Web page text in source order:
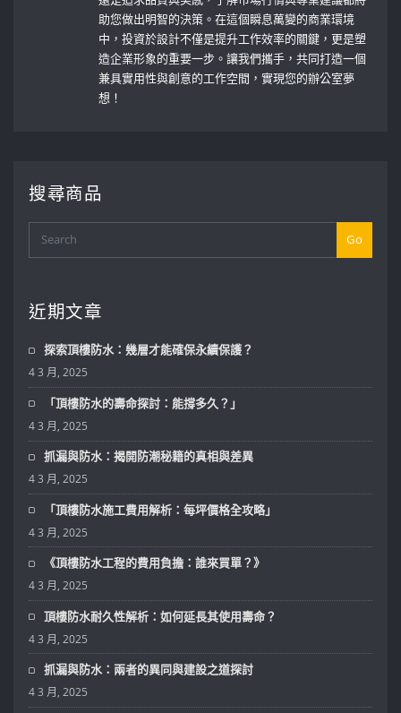
助您做出明智的決策。在這個瞬息萬變的商業環境
中，投資於設計不僅是提升工作效率的關鍵，更是塑
造企業形象的重要一步。讓我們攜手，共同打造一個
兼具實用性與創意的工作空間，實現您的辦公室夢
想！
搜尋商品
Go
近期文章
探索頂樓防水：幾層才能確保永續保護？
4 3 月, 2025
「頂樓防水的壽命探討：能撐多久？」
4 3 月, 2025
抓漏與防水：揭開防潮秘籍的真相與差異
4 3 月, 2025
「頂樓防水施工費用解析：每坪價格全攻略」
4 3 月, 2025
《頂樓防水工程的費用負擔：誰來買單？》
4 3 月, 2025
頂樓防水耐久性解析：如何延長其使用壽命？
4 3 月, 2025
抓漏與防水：兩者的異同與建設之道探討
4 3 月, 2025